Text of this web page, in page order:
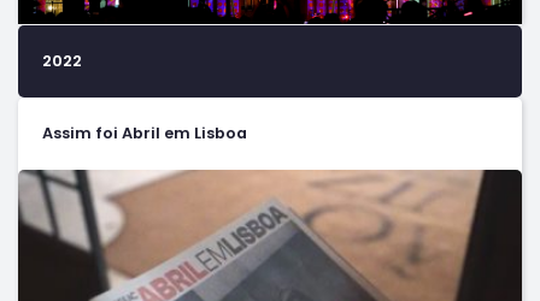
2022
Assim foi Abril em Lisboa